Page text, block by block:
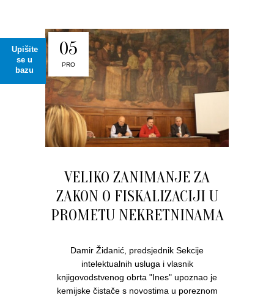
Upišite
se u
bazu
05
PRO
VELIKO ZANIMANJE ZA
ZAKON O FISKALIZACIJI U
PROMETU NEKRETNINAMA
Damir Židanić, predsjednik Sekcije
intelektualnih usluga i vlasnik
knjigovodstvenog obrta "Ines" upoznao je
kemijske čistače s novostima u poreznom